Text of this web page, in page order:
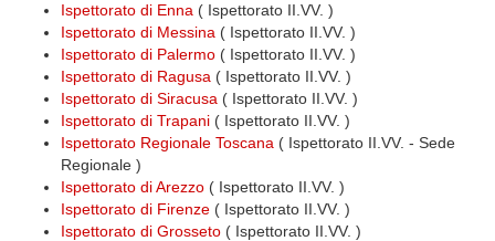
Ispettorato di Enna ( Ispettorato II.VV. )
Ispettorato di Messina ( Ispettorato II.VV. )
Ispettorato di Palermo ( Ispettorato II.VV. )
Ispettorato di Ragusa ( Ispettorato II.VV. )
Ispettorato di Siracusa ( Ispettorato II.VV. )
Ispettorato di Trapani ( Ispettorato II.VV. )
Ispettorato Regionale Toscana ( Ispettorato II.VV. - Sede
Regionale )
Ispettorato di Arezzo ( Ispettorato II.VV. )
Ispettorato di Firenze ( Ispettorato II.VV. )
Ispettorato di Grosseto ( Ispettorato II.VV. )